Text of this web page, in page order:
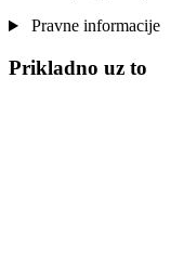
Pravne informacije
Prikladno uz to